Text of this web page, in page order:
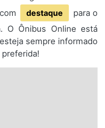
destaque
para o
O Ônibus Online está
sempre informado